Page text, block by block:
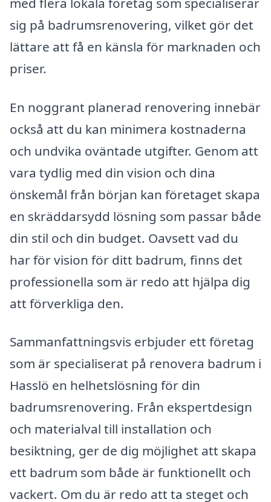
sig på badrumsrenovering, vilket gör det
lättare att få en känsla för marknaden och
priser.
En noggrant planerad renovering innebär
också att du kan minimera kostnaderna
och undvika oväntade utgifter. Genom att
vara tydlig med din vision och dina
önskemål från början kan företaget skapa
en skräddarsydd lösning som passar både
din stil och din budget. Oavsett vad du
har för vision för ditt badrum, finns det
professionella som är redo att hjälpa dig
att förverkliga den.
Sammanfattningsvis erbjuder ett företag
som är specialiserat på renovera badrum i
Hasslö en helhetslösning för din
badrumsrenovering. Från ekspertdesign
och materialval till installation och
besiktning, ger de dig möjlighet att skapa
ett badrum som både är funktionellt och
vackert. Om du är redo att ta steget och